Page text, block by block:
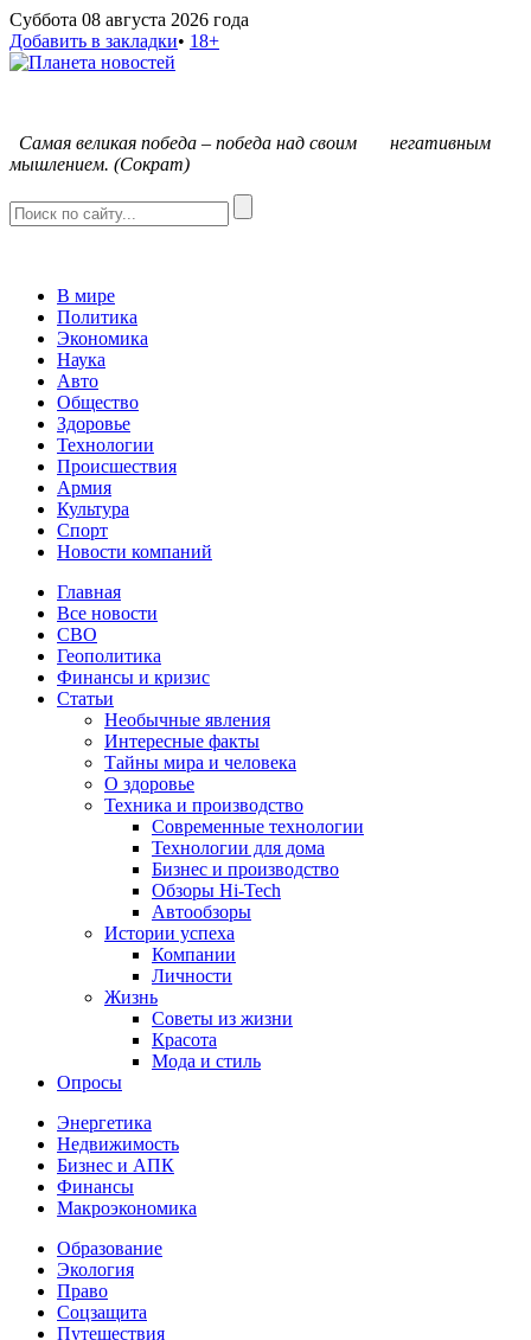
Суббота 08 августа 2026 года
Добавить в закладки• 18+
Самая великая победа – победа над своим негативным
мышлением. (Сократ)
В мире
Политика
Экономика
Наука
Авто
Общество
Здоровье
Технологии
Происшествия
Армия
Культура
Спорт
Новости компаний
Главная
Все новости
СВО
Геополитика
Финансы и кризис
Статьи
Необычные явления
Интересные факты
Тайны мира и человека
О здоровье
Техника и производство
Современные технологии
Технологии для дома
Бизнес и производство
Обзоры Hi-Tech
Автообзоры
Истории успеха
Компании
Личности
Жизнь
Советы из жизни
Красота
Мода и стиль
Опросы
Энергетика
Недвижимость
Бизнес и АПК
Финансы
Макроэкономика
Образование
Экология
Право
Соцзащита
Путешествия